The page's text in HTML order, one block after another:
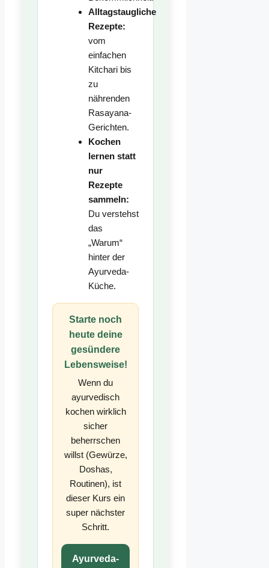
Alltagstaugliche
Rezepte:
vom
einfachen
Kitchari bis
zu
nährenden
Rasayana-
Gerichten.
Kochen
lernen statt
nur
Rezepte
sammeln:
Du verstehst
das
„Warum“
hinter der
Ayurveda-
Küche.
Starte noch
heute deine
gesündere
Lebensweise!
Wenn du
ayurvedisch
kochen wirklich
sicher
beherrschen
willst (Gewürze,
Doshas,
Routinen), ist
dieser Kurs ein
super nächster
Schritt.
Ayurveda-